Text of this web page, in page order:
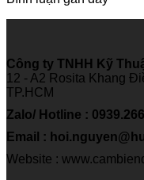
Công ty TNHH Kỹ
12 - A2 Rosita Khang
TP.HCM
Zalo/ Hotline :
Email :
Website :